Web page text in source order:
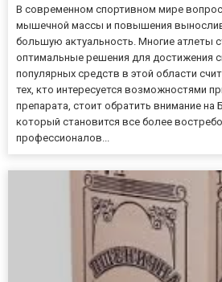
В современном спортивном мире
мышечной массы и повышения
большую актуальность. Многие атлеты
оптимальные решения для достижения
популярных средств в этой области
тех, кто интересуется возможностями
препарата, стоит обратить внимание на
который становится все более
профессионалов...